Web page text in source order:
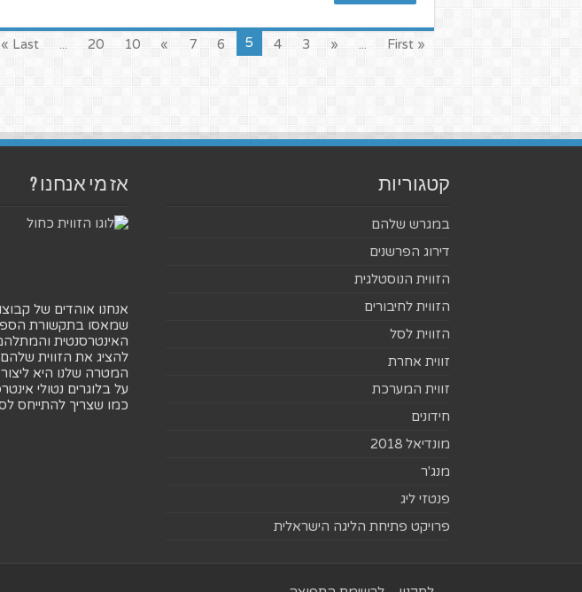
« First
...
«
3
4
5
6
7
»
10
20
...
Last »
קטגוריות
במגרש שלהם
דירוג הפרשנים
הזווית הנוסטלגית
הזווית לחיבורים
הזווית לסל
זווית אחרת
זווית המערכת
חידונים
מונדיאל 2018
מנג'ר
פנטזי ליג
פרויקט פתיחת הליגה הישראלית
אז מי אנחנו ?
אנחנו אוהדים של
שמאסו בתקשורת
האינטרסנטית
להציג את הזווית
המטרה שלנו היא
על בלוגרים נטולי
כמו שצריך להתייחס